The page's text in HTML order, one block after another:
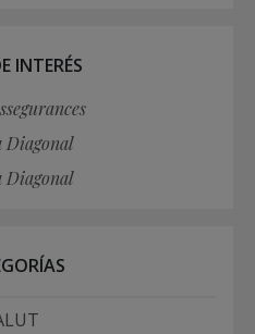
INTERÉS
Diagonal
Diagonal